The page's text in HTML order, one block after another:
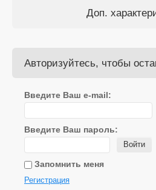
Доп.
Авторизуйтесь, чтобы
Введите Ваш e-mail:
Введите Ваш пароль:
Войти
Запомнить меня
Регистрация